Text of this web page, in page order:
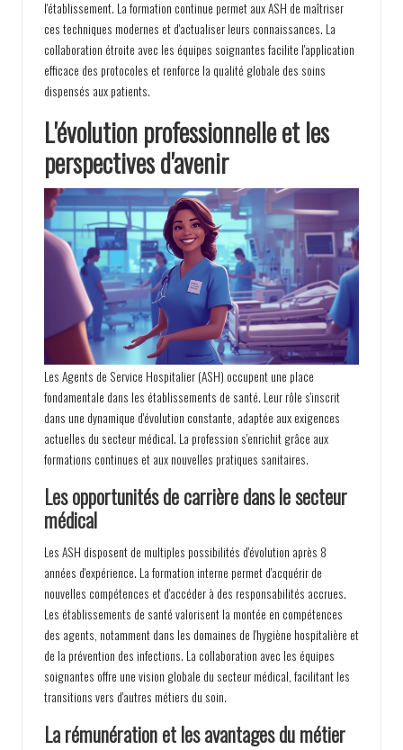
l'établissement. La formation continue permet aux ASH de maîtriser
ces techniques modernes et d'actualiser leurs connaissances. La
collaboration étroite avec les équipes soignantes facilite l'application
efficace des protocoles et renforce la qualité globale des soins
dispensés aux patients.
L'évolution professionnelle et les
perspectives d'avenir
Les Agents de Service Hospitalier (ASH) occupent une place
fondamentale dans les établissements de santé. Leur rôle s'inscrit
dans une dynamique d'évolution constante, adaptée aux exigences
actuelles du secteur médical. La profession s'enrichit grâce aux
formations continues et aux nouvelles pratiques sanitaires.
Les opportunités de carrière dans le secteur
médical
Les ASH disposent de multiples possibilités d'évolution après 8
années d'expérience. La formation interne permet d'acquérir de
nouvelles compétences et d'accéder à des responsabilités accrues.
Les établissements de santé valorisent la montée en compétences
des agents, notamment dans les domaines de l'hygiène hospitalière et
de la prévention des infections. La collaboration avec les équipes
soignantes offre une vision globale du secteur médical, facilitant les
transitions vers d'autres métiers du soin.
La rémunération et les avantages du métier